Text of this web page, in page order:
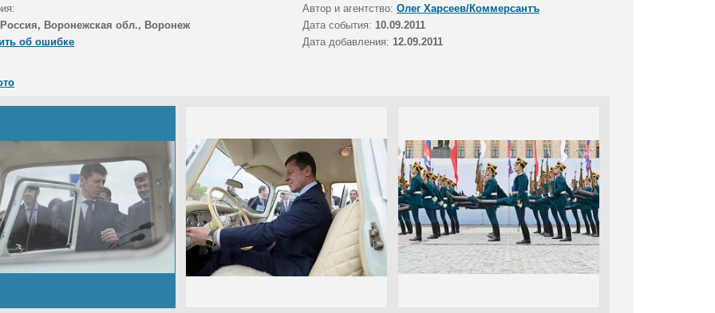
Автор и агентство: Олег Харсеев/Коммерсантъ
Россия, Воронежская обл., Воронеж Дата события: 10.09.2011
об ошибке
Дата добавления: 12.09.2011